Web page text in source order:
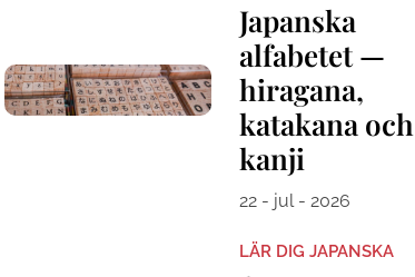
Japanska
alfabetet —
hiragana,
katakana och
kanji
22 - jul - 2026
LÄR DIG JAPANSKA